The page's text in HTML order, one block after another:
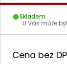
Skladem
U Vás může
Cena bez